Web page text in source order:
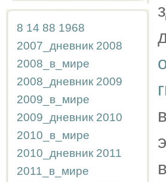
8 14 88 1968
2007_дневник 2008
2008_в_мире
2008_дневник 2009
2009_в_мире
2009_дневник 2010
2010_в_мире
2010_дневник 2011
2011_в_мире